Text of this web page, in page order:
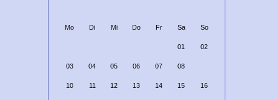
Mo Di Mi Do Fr Sa So
01 02
03 04 05 06 07 08
10 11 12 13 14 15 16